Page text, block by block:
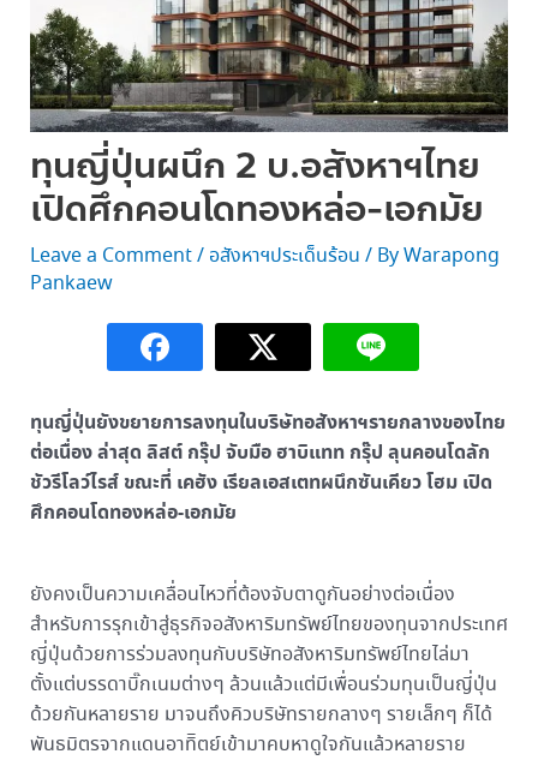
ทุนญี่ปุ่นผนึก 2 บ.อสังหาฯไทย
เปิดศึกคอนโดทองหล่อ-เอกมัย
Leave a Comment/ อสังหาฯประเด็นร้อน / ByWarapong
Pankaew
ทุนญี่ปุ่นยังขยายการลงทุนในบริษัทอสังหาฯรายกลางของไทย
ต่อเนื่อง ล่าสุด ลิสต์ กรุ๊ป จับมือ ฮาบิแทท กรุ๊ป ลุนคอนโดลัก
ชัวรีโลว์ไรส์ ขณะที่ เคฮัง เรียลเอสเตทผนึกซันเคียว โฮม เปิด
ศึกคอนโดทองหล่อ-เอกมัย
ยังคงเป็นความเคลื่อนไหวที่ต้องจับตาดูกันอย่างต่อเนื่อง
สำหรับการรุกเข้าสู่ธุรกิจอสังหาริมทรัพย์ไทยของทุนจากประเทศ
ญี่ปุ่นด้วยการร่วมลงทุนกับบริษัทอสังหาริมทรัพย์ไทยไล่มา
ตั้งแต่บรรดาบิ๊กเนมต่างๆ ล้วนแล้วแต่มีเพื่อนร่วมทุนเป็นญี่ปุ่น
ด้วยกันหลายราย มาจนถึงคิวบริษัทรายกลางๆ รายเล็กๆ ก็ได้
พันธมิตรจากแดนอาทิิตย์เข้ามาคบหาดูใจกันแล้วหลายราย